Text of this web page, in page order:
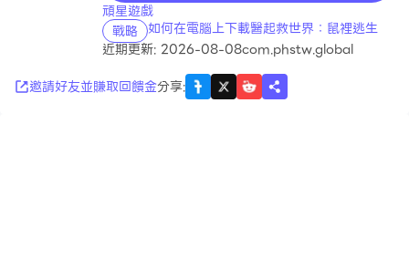
頑星遊戲
戰略 如何在電腦上下載醫起救世界：鼠裡逃生
近期更新: 2026-08-08com.phstw.global
邀請好友並賺取回饋金分享: